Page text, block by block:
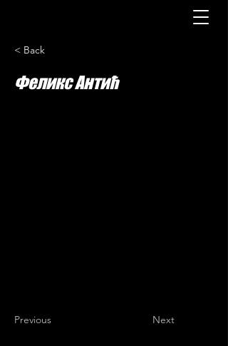
< Back
Феликс Антић
Previous Next